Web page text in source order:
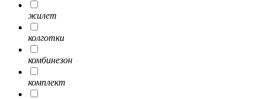
жилет
колготки
комбинезон
комплект